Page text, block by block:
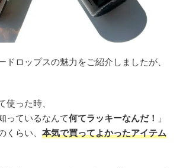
ドロップスの魅力をご紹介しましたが、
使った時、
っているなんて何てラッキーなんだ！ 」
くらい、 本気で買ってよかったアイテム